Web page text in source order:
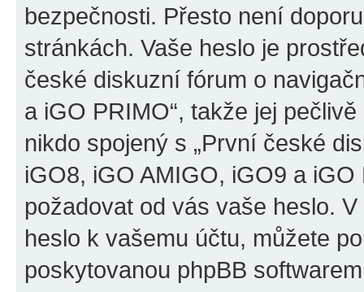
bezpečnosti. Přesto není
stránkách. Vaše heslo je
české diskuzní fórum o
a iGO PRIMO“, takže jej
nikdo spojený s „První české
iGO8, iGO AMIGO, iGO9 a
požadovat od vás vaše heslo.
heslo k vašemu účtu, můžete
poskytovanou phpBB